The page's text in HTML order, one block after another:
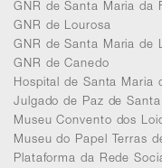
GNR de Santa Maria da
GNR de Lourosa
GNR de Santa Maria de
GNR de Canedo
Hospital de Santa Maria
Julgado de Paz de
Museu Convento dos
Museu do Papel Terras
Plataforma da Rede